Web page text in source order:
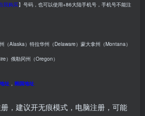
我购买】号码，也可以使用+86大陆手机号，手机号不能注
（Alaska）特拉华州（Delaware）蒙大拿州（Montana）
）俄勒冈州（Oregon）
址 ， 韩国地址
，建议开无痕模式，电脑注册，可能